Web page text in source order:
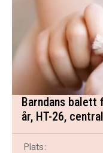
Barndans balett
år, HT-26,
Plats: